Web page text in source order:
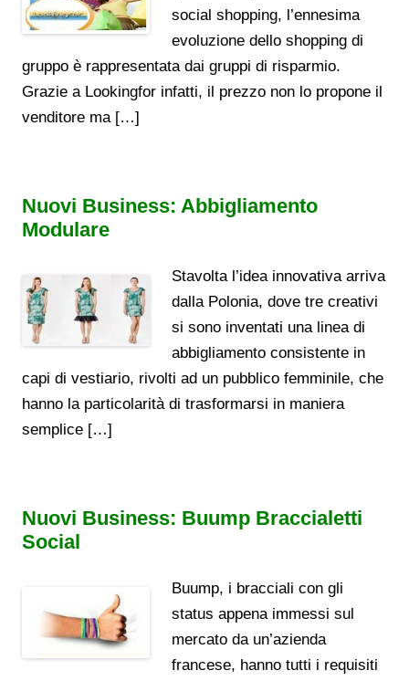
social shopping, l’ennesima
evoluzione dello shopping di
gruppo è rappresentata dai gruppi di risparmio.
Grazie a Lookingfor infatti, il prezzo non lo propone il
venditore ma […]
Nuovi Business: Abbigliamento
Modulare
Stavolta l’idea innovativa arriva
dalla Polonia, dove tre creativi
si sono inventati una linea di
abbigliamento consistente in
capi di vestiario, rivolti ad un pubblico femminile, che
hanno la particolarità di trasformarsi in maniera
semplice […]
Nuovi Business: Buump Braccialetti
Social
Buump, i bracciali con gli
status appena immessi sul
mercato da un’azienda
francese, hanno tutti i requisiti